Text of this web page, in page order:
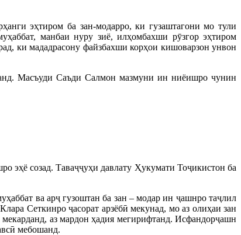
эҳтиром ба зан-модарро, ки гузаштагони мо тули
манбаи нуру зиё, илҳомбахши рӯзгор эҳтиром
ки мададрасону файзбахши корҳои кишоварзон унвон
Масъуди Саъди Салмон мазмуни ин ниёишро чунин
эҳё созад. Таваҷҷуҳи давлату Ҳукумати Тоҷикистон ба
ва арҷ гузоштан ба зан – модар ин ҷашнро таҷлил
Сеткинро ҷасорат арзёбӣ мекунад, мо аз олиҳаи зан
аз мардон ҳадия мегирифтанд. Исфандорҷашн
мебошанд.